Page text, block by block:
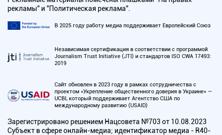
рекламы" и "Политическая реклама".
В 2025 году работу медиа поддерживает Европейский Союз
Независимая сертификация в соответствии с программой
Journalism Trust Initiative (JTI) и стандартов ISO CWA 17493:
2019
Сайт обновлен в 2023 году в рамках сотрудничества с
проектом «Укрепление общественного доверия в Украине» —
UCBI, который поддерживает Агентство США по
международному развитию (USAID)
Зарегистрировано решением Нацсовета №703 от 10.08.2023
Субъект в сфере онлайн-медиа; идентификатор медиа - R40-